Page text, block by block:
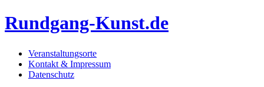
Rundgang-Kunst.de
Veranstaltungsorte
Kontakt & Impressum
Datenschutz